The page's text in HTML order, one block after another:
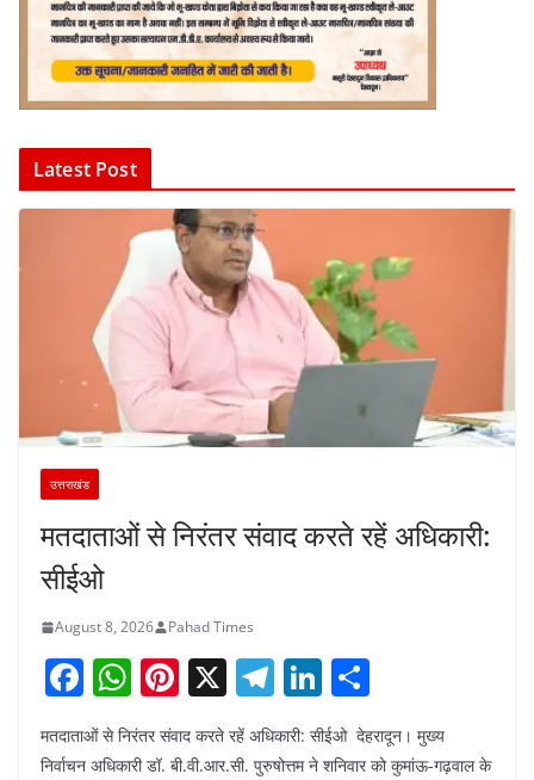
Latest Post
उत्तराखंड
मतदाताओं से निरंतर संवाद करते रहें अधिकारी:
सीईओ
August 8, 2026 Pahad Times
F
a
c
W
h
at
Pi
er
X T
el
e
Li
n
k ar
मतदाताओं से निरंतर संवाद करते रहें अधिकारी: सीईओ देहरादून। मुख्य
निर्वाचन अधिकारी डॉ. बी.वी.आर.सी. पुरुषोत्तम ने शनिवार को कुमांऊ-गढ़वाल के